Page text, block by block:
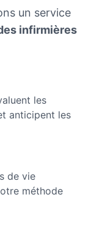
un service
infirmières
les
anticipent les
de vie
méthode